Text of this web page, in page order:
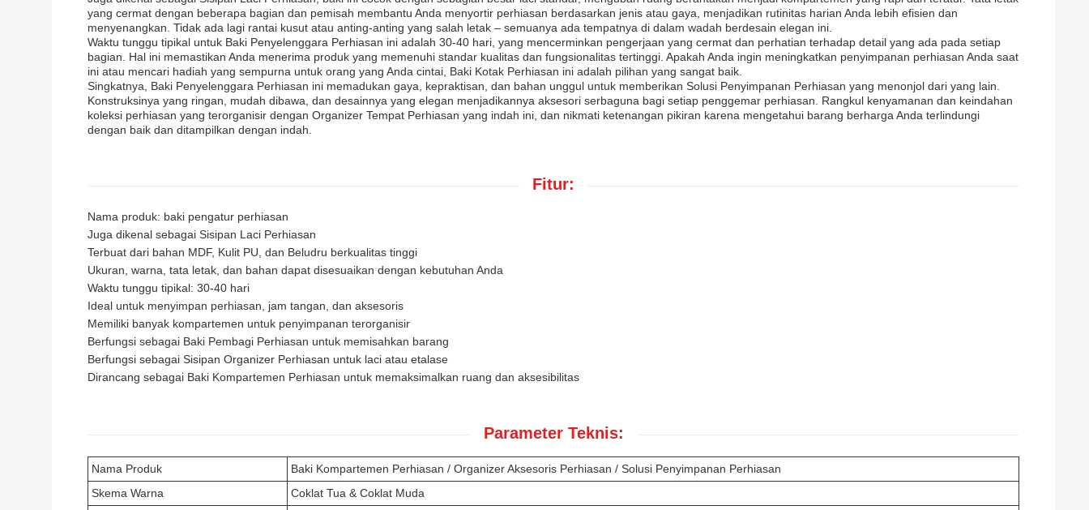
yang cermat dengan beberapa bagian dan pemisah membantu Anda menyortir perhiasan berdasarkan jenis atau gaya, menjadikan rutinitas harian Anda lebih efisien dan
menyenangkan. Tidak ada lagi rantai kusut atau anting-anting yang salah letak – semuanya ada tempatnya di dalam wadah berdesain elegan ini.
Waktu tunggu tipikal untuk Baki Penyelenggara Perhiasan ini adalah 30-40 hari, yang mencerminkan pengerjaan yang cermat dan perhatian terhadap detail yang ada pada setiap
bagian. Hal ini memastikan Anda menerima produk yang memenuhi standar kualitas dan fungsionalitas tertinggi. Apakah Anda ingin meningkatkan penyimpanan perhiasan Anda saat
ini atau mencari hadiah yang sempurna untuk orang yang Anda cintai, Baki Kotak Perhiasan ini adalah pilihan yang sangat baik.
Singkatnya, Baki Penyelenggara Perhiasan ini memadukan gaya, kepraktisan, dan bahan unggul untuk memberikan Solusi Penyimpanan Perhiasan yang menonjol dari yang lain.
Konstruksinya yang ringan, mudah dibawa, dan desainnya yang elegan menjadikannya aksesori serbaguna bagi setiap penggemar perhiasan. Rangkul kenyamanan dan keindahan
koleksi perhiasan yang terorganisir dengan Organizer Tempat Perhiasan yang indah ini, dan nikmati ketenangan pikiran karena mengetahui barang berharga Anda terlindungi
dengan baik dan ditampilkan dengan indah.
Fitur:
Nama produk: baki pengatur perhiasan
Juga dikenal sebagai Sisipan Laci Perhiasan
Terbuat dari bahan MDF, Kulit PU, dan Beludru berkualitas tinggi
Ukuran, warna, tata letak, dan bahan dapat disesuaikan dengan kebutuhan Anda
Waktu tunggu tipikal: 30-40 hari
Ideal untuk menyimpan perhiasan, jam tangan, dan aksesoris
Memiliki banyak kompartemen untuk penyimpanan terorganisir
Berfungsi sebagai Baki Pembagi Perhiasan untuk memisahkan barang
Berfungsi sebagai Sisipan Organizer Perhiasan untuk laci atau etalase
Dirancang sebagai Baki Kompartemen Perhiasan untuk memaksimalkan ruang dan aksesibilitas
Parameter Teknis:
Nama Produk
Baki Kompartemen Perhiasan / Organizer Aksesoris Perhiasan / Solusi Penyimpanan Perhiasan
Skema Warna
Coklat Tua & Coklat Muda